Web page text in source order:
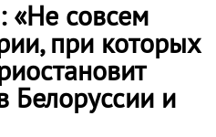
«Не совсем
при которых
Белоруссии и